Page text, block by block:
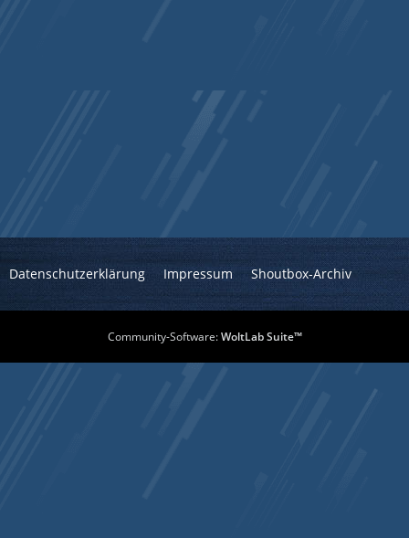
Datenschutzerklärung Impressum Shoutbox-Archiv
Community-Software:WoltLab Suite™